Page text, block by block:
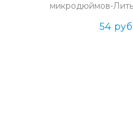
микродюймов-
54 руб